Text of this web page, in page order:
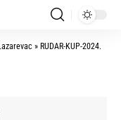
» RUDAR-KUP-2024.